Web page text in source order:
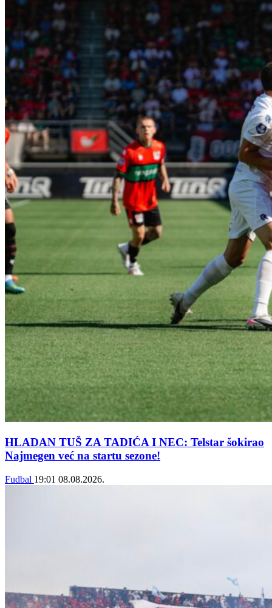
HLADAN TUŠ ZA TADIĆA I NEC: Telstar šokirao
Najmegen već na startu sezone!
Fudbal 19:01 08.08.2026.